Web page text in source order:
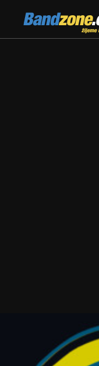
Bandzone.cz
žijeme hudbou